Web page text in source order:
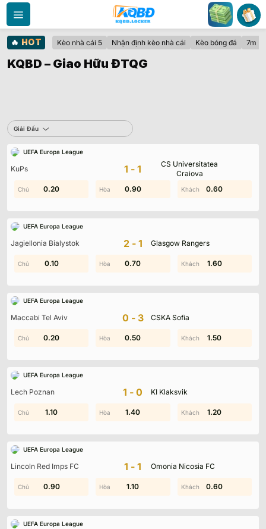
Bỏ
qua
nội
dung
🔥 HOT Kèo nhà cái 5 Nhận định kèo nhà cái Kèo bóng đá 7m
KQBD – Giao Hữu ĐTQG
Giải Đấu
UEFA Europa League
KuPs 1-1
CS Universitatea
Craiova
1.30
1.50 2.00
0.20 0.90 0.60
UEFA Europa League
Jagiellonia Bialystok 2-1 Glasgow Rangers
0.10 1.60 1.80
0.10 0.70 1.60
UEFA Europa League
Maccabi Tel Aviv 0-3 CSKA Sofia
0.90 1.60 0.70
0.20 0.50 1.50
UEFA Europa League
Lech Poznan 1-0 KI Klaksvik
0.50 1.20 0.40
1.10 1.40 1.20
UEFA Europa League
Lincoln Red Imps FC 1-1 Omonia Nicosia FC
0.90 1.70 0.90
0.90 1.10 0.60
UEFA Europa League
Sbobet
Không có dữ liệu vui lòng chọn bộ lọc khác